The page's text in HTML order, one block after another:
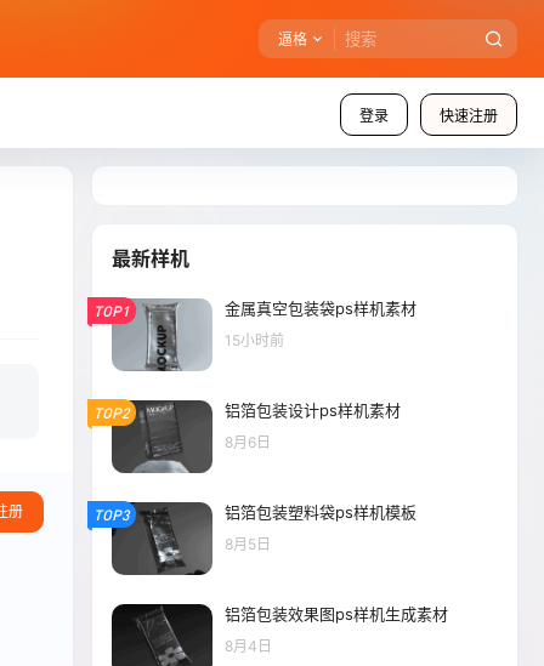
逼格
登录 快速注册
册
最新样机
TOP1 金属真空包装袋ps样机素材
15小时前
TOP2 铝箔包装设计ps样机素材
8月6日
TOP3 铝箔包装塑料袋ps样机模板
8月5日
铝箔包装效果图ps样机生成素材
8月4日